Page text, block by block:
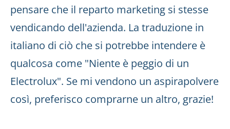
pensare che il reparto marketing si stesse
vendicando dell'azienda. La traduzione in
italiano di ciò che si potrebbe intendere è
qualcosa come "Niente è peggio di un
Electrolux". Se mi vendono un aspirapolvere
così, preferisco comprarne un altro, grazie!